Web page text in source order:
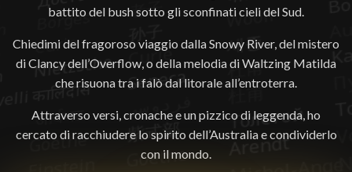
battito del bush sotto gli sconfinati cieli del Sud.
Chiedimi del fragoroso viaggio dalla Snowy River, del mistero
di Clancy dell’Overflow, o della melodia di Waltzing Matilda
che risuona tra i falò dal litorale all’entroterra.
Attraverso versi, cronache e un pizzico di leggenda, ho
cercato di racchiudere lo spirito dell’Australia e condividerlo
con il mondo.